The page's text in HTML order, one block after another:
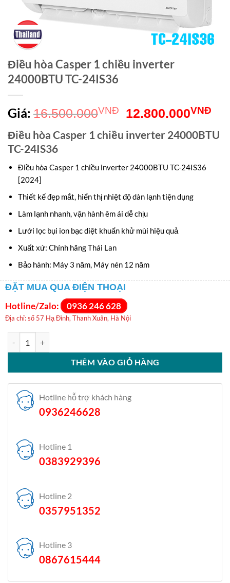
Điều hòa Casper 1 chiều inverter
24000BTU TC-24IS36
Giá: 16.500.000VNĐ
Giá
gốc
16.500.000VNĐ.
12.800.000VNĐGiá
Điều hòa Casper 1 chiều inverter 24000BTU
TC-24IS36
Điều hòa Casper 1 chiều inverter 24000BTU TC-24IS36
[2024]
Thiết kế đẹp mắt, hiển thị nhiệt độ dàn lạnh tiện dụng
Làm lạnh nhanh, vận hành êm ái dễ chịu
Lưới lọc bụi ion bạc diệt khuẩn khử mùi hiệu quả
Xuất xứ: Chính hãng Thái Lan
Bảo hành: Máy 3 năm, Máy nén 12 năm
ĐẶT MUA QUA ĐIỆN THOẠI
Hotline/Zalo: 0936 246 628
Địa chỉ: số 57 Hạ Đình, Thanh Xuân, Hà Nội
THÊM VÀO GIỎ HÀNG
Hotline hỗ trợ khách hàng
0936246628
Hotline 1
0383929396
Hotline 2
0357951352
Hotline 3
0867615444